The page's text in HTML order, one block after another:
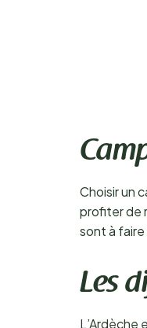
Choisir un
profiter de
sont à
Les
L’Ardèche